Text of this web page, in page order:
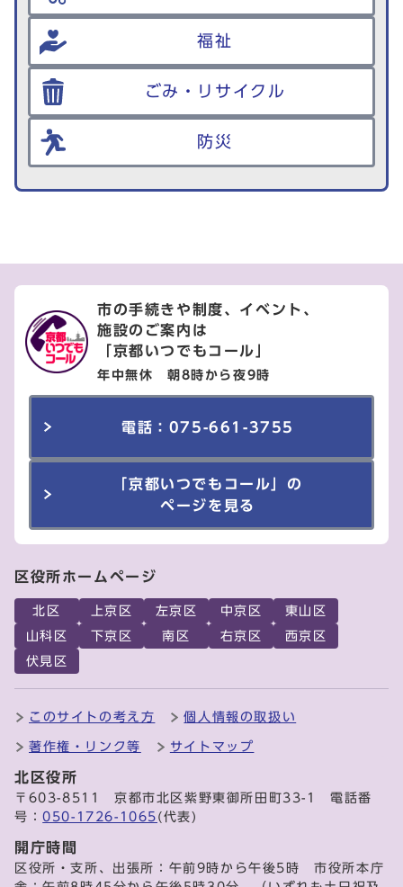
福祉
ごみ・リサイクル
防災
市の手続きや制度、イベント、
施設のご案内は
「京都いつでもコール」
年中無休 朝8時から夜9時
電話：075-661-3755
「京都いつでもコール」の
ページを見る
区役所ホームページ
北区 上京区 左京区 中京区
東山区
山科区
下京区 南区 右京区
西京区
伏見区
このサイトの考え方 個人情報の取扱い
著作権・リンク等 サイトマップ
北区役所
〒603-8511 京都市北区紫野東御所田町33-1 電話番
号：050-1726-1065 (代表)
開庁時間
区役所・支所、出張所：午前9時から午後5時 市役所本庁